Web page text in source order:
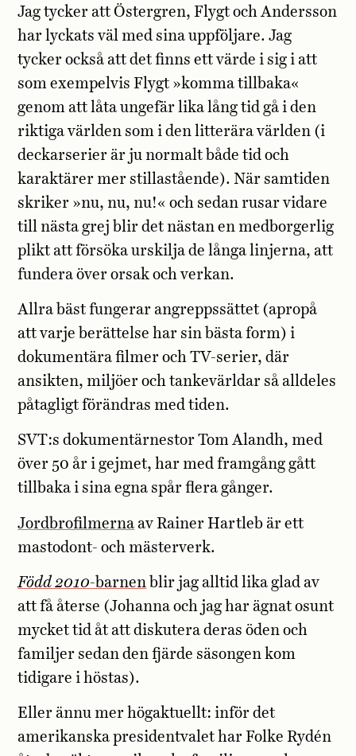
Jag tycker att Östergren, Flygt och Andersson
har lyckats väl med sina uppföljare. Jag
tycker också att det finns ett värde i sig i att
som exempelvis Flygt »komma tillbaka«
genom att låta ungefär lika lång tid gå i den
riktiga världen som i den litterära världen (i
deckarserier är ju normalt både tid och
karaktärer mer stillastående). När samtiden
skriker »nu, nu, nu!« och sedan rusar vidare
till nästa grej blir det nästan en medborgerlig
plikt att försöka urskilja de långa linjerna, att
fundera över orsak och verkan.
Allra bäst fungerar angreppssättet (apropå
att varje berättelse har sin bästa form) i
dokumentära filmer och TV-serier, där
ansikten, miljöer och tankevärldar så alldeles
påtagligt förändras med tiden.
SVT:s dokumentärnestor Tom Alandh, med
över 50 år i gejmet, har med framgång gått
tillbaka i sina egna spår flera gånger.
Jordbrofilmerna av Rainer Hartleb är ett
mastodont- och mästerverk.
Född 2010-barnen blir jag alltid lika glad av
att få återse (Johanna och jag har ägnat osunt
mycket tid åt att diskutera deras öden och
familjer sedan den fjärde säsongen kom
tidigare i höstas).
Eller ännu mer högaktuellt: inför det
amerikanska presidentvalet har Folke Rydén